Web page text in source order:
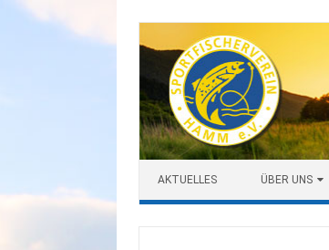
AKTUELLES ÜBER UNS